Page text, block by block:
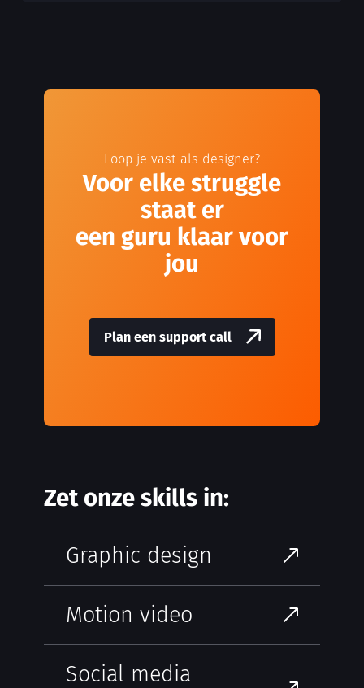
Loop je vast als designer?
Voor elke struggle
staat er
een guru klaar voor
jou
Plan een support call
Zet onze skills in:
Graphic design
Motion video
Social media